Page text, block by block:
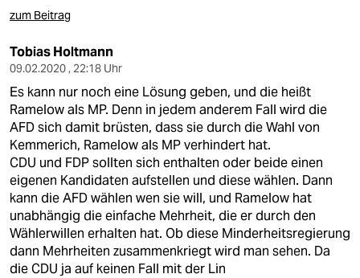
zum Beitrag
Tobias Holtmann
09.02.2020 , 22:18 Uhr
Es kann nur noch eine Lösung geben, und die heißt
Ramelow als MP. Denn in jedem anderem Fall wird die
AFD sich damit brüsten, dass sie durch die Wahl von
Kemmerich, Ramelow als MP verhindert hat.
CDU und FDP sollten sich enthalten oder beide einen
eigenen Kandidaten aufstellen und diese wählen. Dann
kann die AFD wählen wen sie will, und Ramelow hat
unabhängig die einfache Mehrheit, die er durch den
Wählerwillen erhalten hat. Ob diese Minderheitsregierung
dann Mehrheiten zusammenkriegt wird man sehen. Da
die CDU ja auf keinen Fall mit der Lin